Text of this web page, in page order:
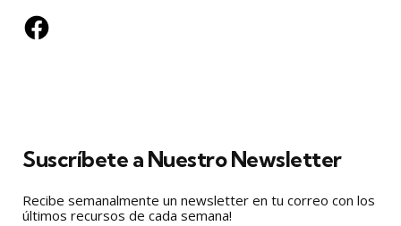
Facebook
Suscríbete a Nuestro Newsletter
Recibe semanalmente un newsletter en tu correo con los
últimos recursos de cada semana!